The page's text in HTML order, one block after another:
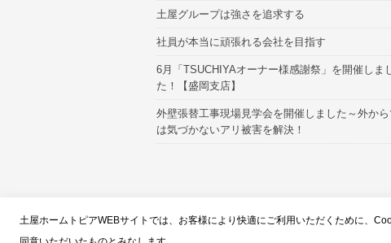
土屋グループは強さを追求する
社員が本当に頑張れる会社を目指す
6月「TSUCHIYAオーナー様感謝祭」を開催しま
た！【盛岡支店】
外壁張替工事現場見学会を開催しました～外か
は気づかないアリ被害を解決！
土屋ホームトピアWEBサイトでは、お客様により快適にご利用いただくために、